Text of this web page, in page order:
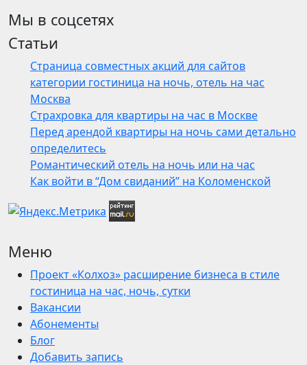
Мы в соцсетях
Статьи
Страница совместных акций для сайтов
категории гостиница на ночь, отель на час
Москва
Страхровка для квартиры на час в Москве
Перед арендой квартиры на ночь сами детально
определитесь
Романтический отель на ночь или на час
Как войти в “Дом свиданий” на Коломенской
Меню
Проект «Колхоз» расширение бизнеса в стиле
гостиница на час, ночь, сутки
Вакансии
Абонементы
Блог
Добавить запись